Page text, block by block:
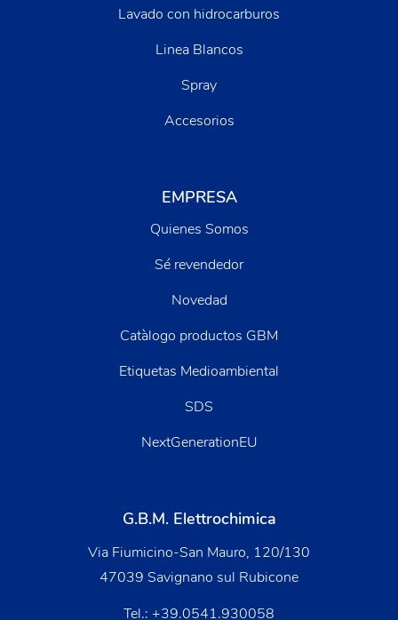
Lavado con hidrocarburos
Linea Blancos
Spray
Accesorios
EMPRESA
Quienes Somos
Sé revendedor
Novedad
Catàlogo productos GBM
Etiquetas Medioambiental
SDS
NextGenerationEU
G.B.M. Elettrochimica
Via Fiumicino-San Mauro, 120/130
47039 Savignano sul Rubicone
Tel.: +39.0541.930058